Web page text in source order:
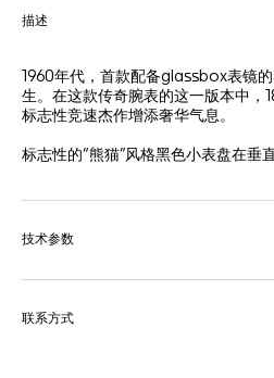
描述
1960年代，首款配备glassbox表镜
生。在这款传奇腕表的这一版本中，
标志性竞速杰作增添奢华气息。
标志性的“熊猫”风格黑色小表盘在垂
相得益彰，清晰易读。
技术参数
联系方式